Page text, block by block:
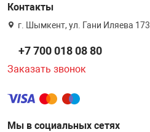
Контакты
г. Шымкент, ул. Гани Иляева 173
+7 700 018 08 80
Заказать звонок
Мы в социальных сетях